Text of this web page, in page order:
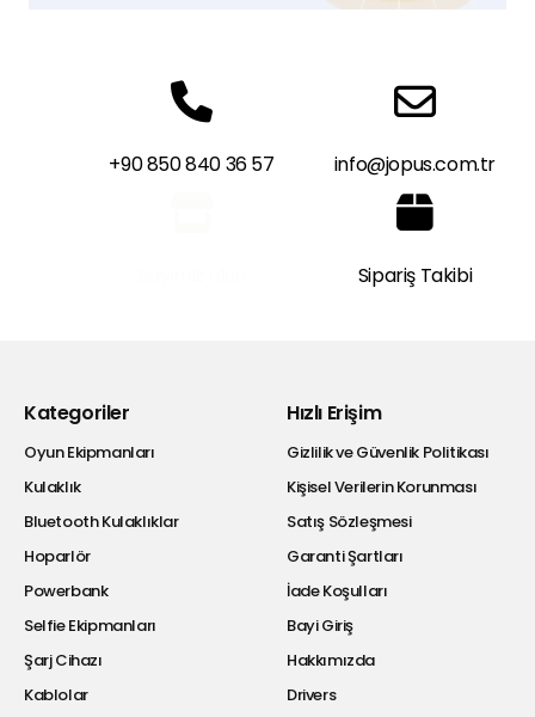
+90 850 840 36 57 info@jopus.com.tr
Sipariş Takibi
Kategoriler
Oyun Ekipmanları
Kulaklık
Bluetooth Kulaklıklar
Hoparlör
Powerbank
Selfie Ekipmanları
Şarj Cihazı
Kablolar
Hızlı Erişim
Gizlilik ve Güvenlik Politikası
Kişisel Verilerin Korunması
Satış Sözleşmesi
Garanti Şartları
İade Koşulları
Bayi Giriş
Hakkımızda
Drivers